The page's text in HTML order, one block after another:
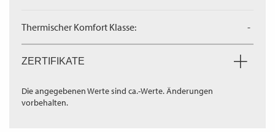
Thermischer Komfort Klasse: -
ZERTIFIKATE
Die angegebenen Werte sind ca.-Werte. Änderungen
vorbehalten.